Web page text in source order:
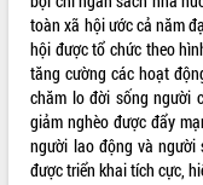
Khơi thông điểm nghẽn, đẩy
giải ngân vốn khắc phục
HĐND tỉnh thông qua điều
hoạch tỉnh thời kỳ 2021-2030
Hội thảo góp ý hồ sơ điều
hoạch tỉnh Đắk Lắk thời kỳ
tầm nhìn đến năm 2050
toàn xã hội ước cả năm
hội được tổ chức theo
tăng cường các hoạt
chăm lo đời sống người
giảm nghèo được đẩy
người lao động và
được triển khai tích cực,